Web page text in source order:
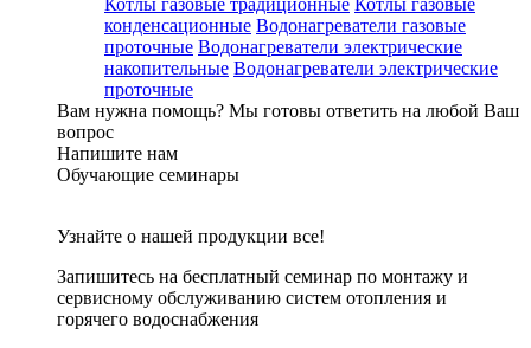
Котлы газовые традиционные Котлы газовые
конденсационные Водонагреватели газовые
проточные Водонагреватели электрические
накопительные Водонагреватели электрические
проточные
Вам нужна помощь? Мы готовы ответить на любой Ваш
вопрос
Напишите нам
Обучающие семинары
Узнайте о нашей продукции все!
Запишитесь на бесплатный семинар по монтажу и
сервисному обслуживанию систем отопления и
горячего водоснабжения